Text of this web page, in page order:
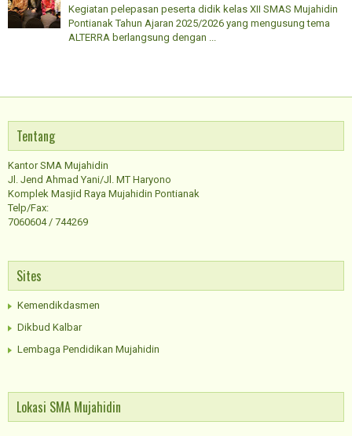
Kegiatan pelepasan peserta didik kelas XII SMAS Mujahidin
Pontianak Tahun Ajaran 2025/2026 yang mengusung tema
ALTERRA berlangsung dengan ...
Tentang
Kantor SMA Mujahidin
Jl. Jend Ahmad Yani/Jl. MT Haryono
Komplek Masjid Raya Mujahidin Pontianak
Telp/Fax:
7060604 / 744269
Sites
Kemendikdasmen
Dikbud Kalbar
Lembaga Pendidikan Mujahidin
Lokasi SMA Mujahidin